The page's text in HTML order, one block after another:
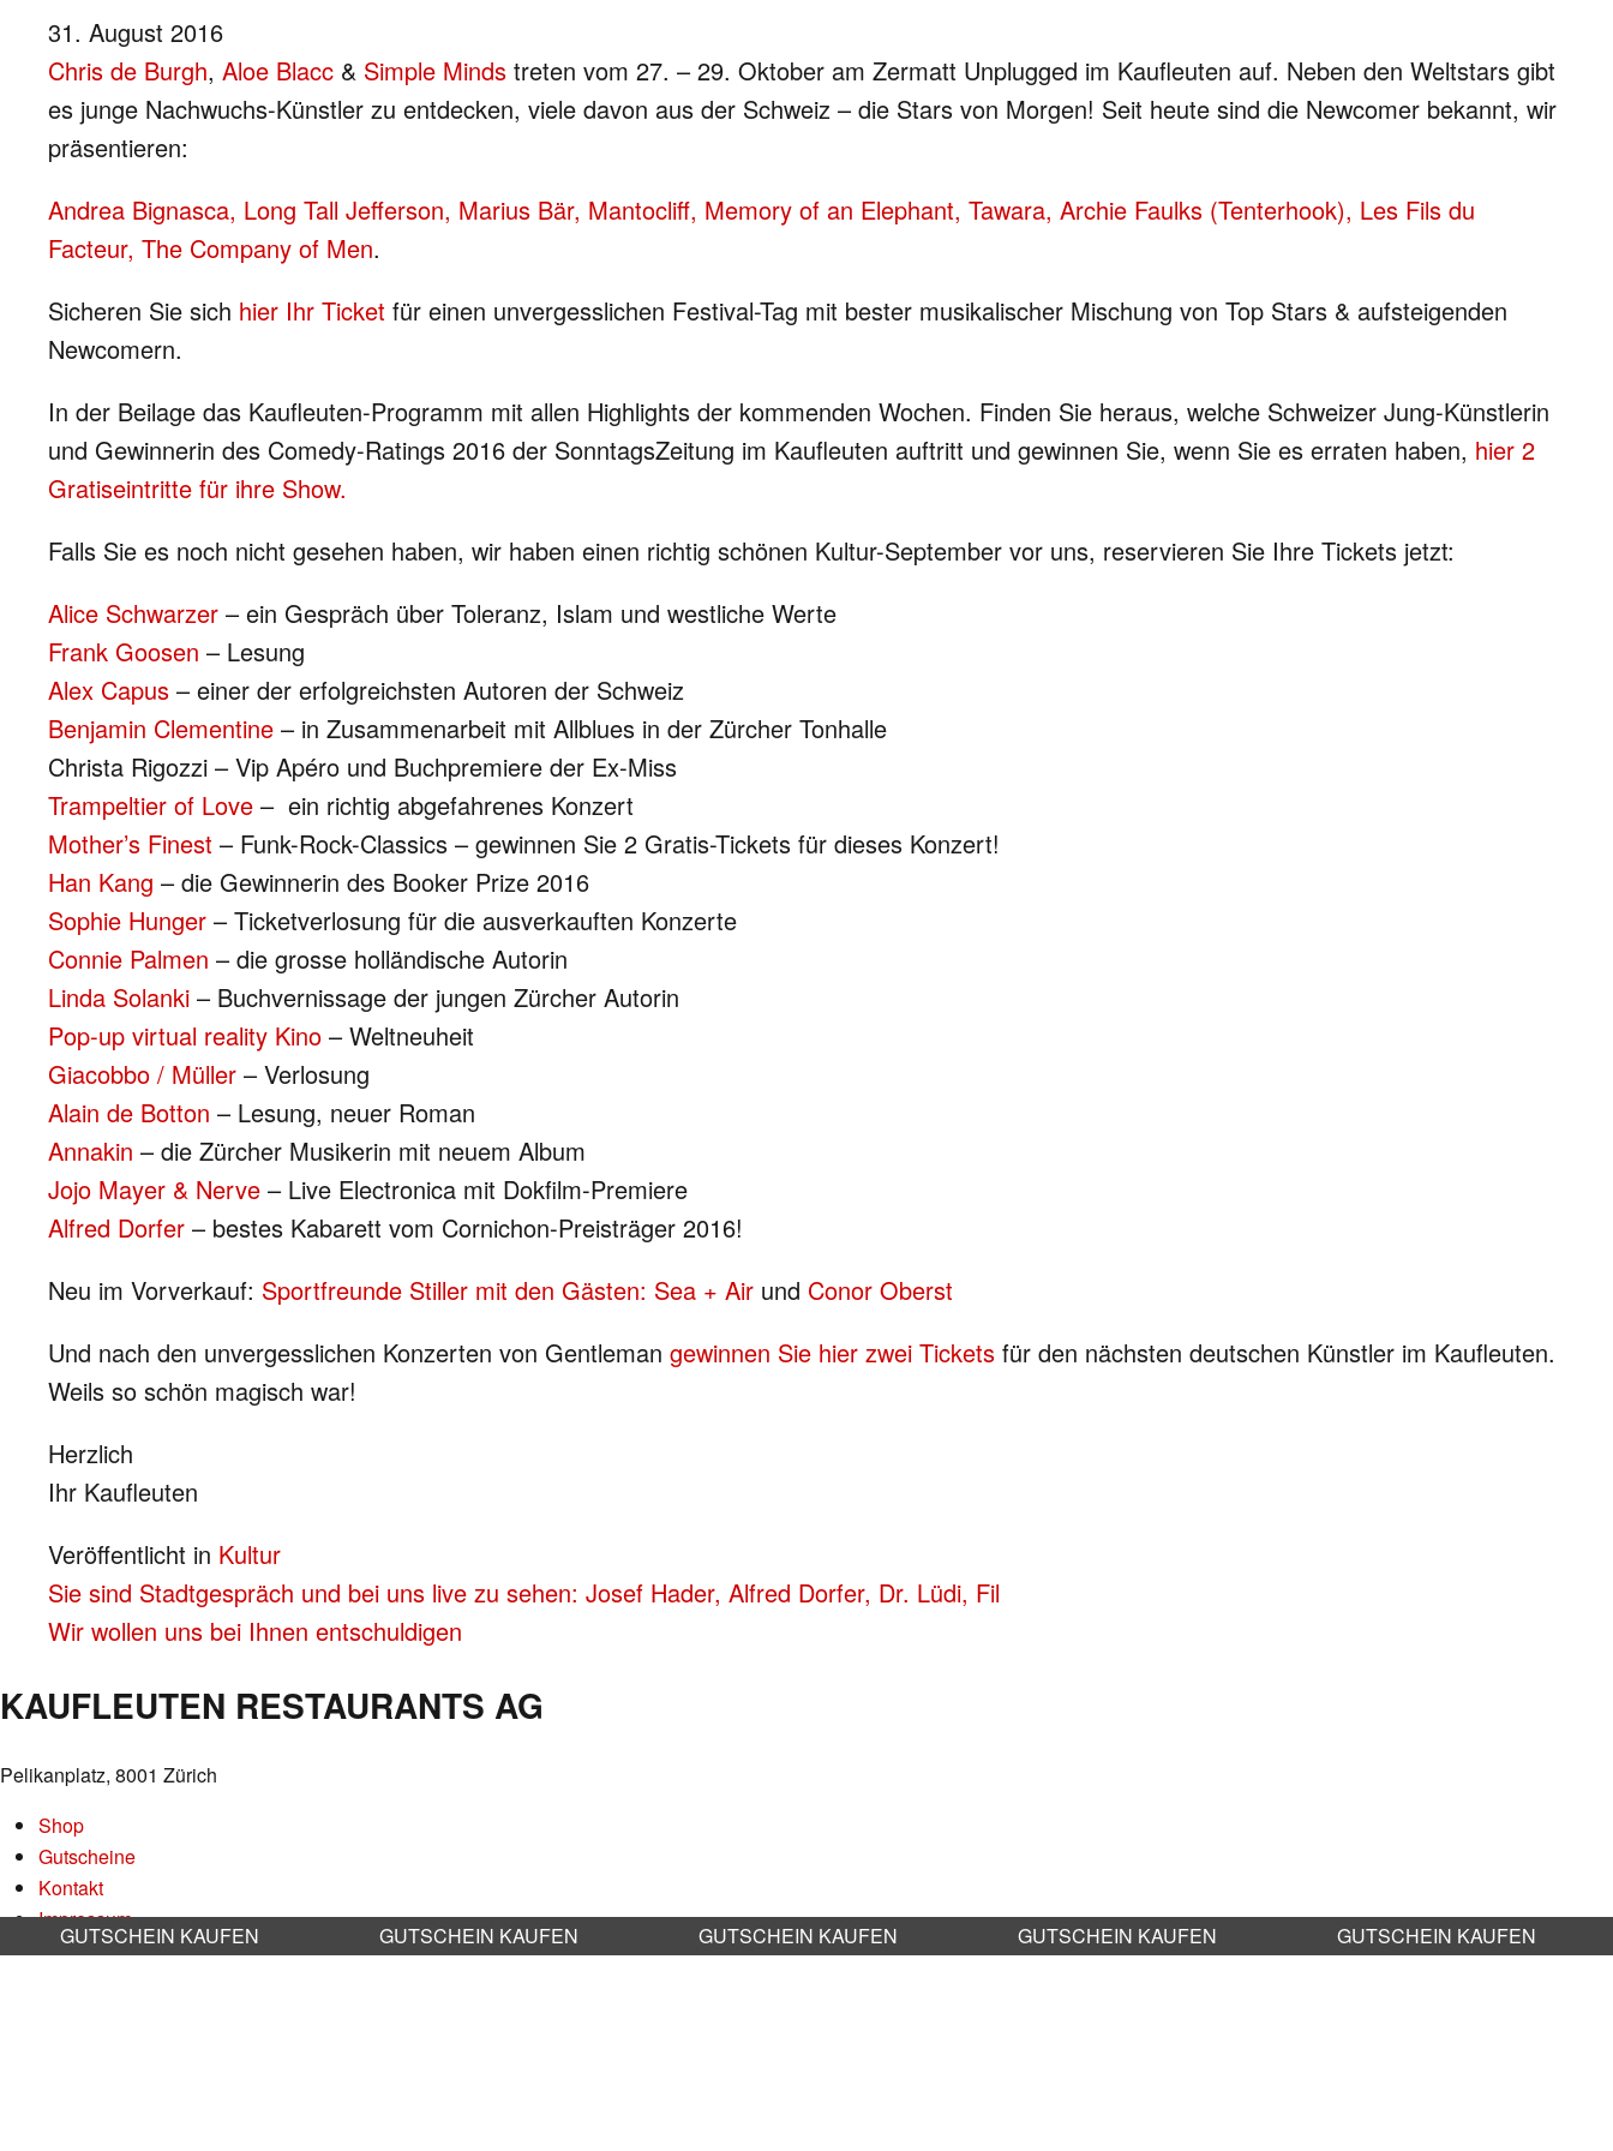
31. August 2016
Chris de Burgh, Aloe Blacc & Simple Minds treten vom 27. – 29. Oktober am Zermatt Unplugged im Kaufleuten auf. Neben den Weltstars gibt
es junge Nachwuchs-Künstler zu entdecken, viele davon aus der Schweiz – die Stars von Morgen! Seit heute sind die Newcomer bekannt, wir
präsentieren:
Andrea Bignasca, Long Tall Jefferson, Marius Bär, Mantocliff, Memory of an Elephant, Tawara, Archie Faulks (Tenterhook), Les Fils du
Facteur, The Company of Men.
Sicheren Sie sich hier Ihr Ticket für einen unvergesslichen Festival-Tag mit bester musikalischer Mischung von Top Stars & aufsteigenden
Newcomern.
In der Beilage das Kaufleuten-Programm mit allen Highlights der kommenden Wochen. Finden Sie heraus, welche Schweizer Jung-Künstlerin
und Gewinnerin des Comedy-Ratings 2016 der SonntagsZeitung im Kaufleuten auftritt und gewinnen Sie, wenn Sie es erraten haben, hier 2
Gratiseintritte für ihre Show.
Falls Sie es noch nicht gesehen haben, wir haben einen richtig schönen Kultur-September vor uns, reservieren Sie Ihre Tickets jetzt:
Alice Schwarzer – ein Gespräch über Toleranz, Islam und westliche Werte
Frank Goosen – Lesung
Alex Capus – einer der erfolgreichsten Autoren der Schweiz
Benjamin Clementine – in Zusammenarbeit mit Allblues in der Zürcher Tonhalle
Christa Rigozzi – Vip Apéro und Buchpremiere der Ex-Miss
Trampeltier of Love – ein richtig abgefahrenes Konzert
Mother’s Finest – Funk-Rock-Classics – gewinnen Sie 2 Gratis-Tickets für dieses Konzert!
Han Kang – die Gewinnerin des Booker Prize 2016
Sophie Hunger – Ticketverlosung für die ausverkauften Konzerte
Connie Palmen – die grosse holländische Autorin
Linda Solanki – Buchvernissage der jungen Zürcher Autorin
Pop-up virtual reality Kino – Weltneuheit
Giacobbo / Müller – Verlosung
Alain de Botton – Lesung, neuer Roman
Annakin – die Zürcher Musikerin mit neuem Album
Jojo Mayer & Nerve – Live Electronica mit Dokfilm-Premiere
Alfred Dorfer – bestes Kabarett vom Cornichon-Preisträger 2016!
Neu im Vorverkauf: Sportfreunde Stiller mit den Gästen: Sea + Air und Conor Oberst
Und nach den unvergesslichen Konzerten von Gentleman gewinnen Sie hier zwei Tickets für den nächsten deutschen Künstler im Kaufleuten.
Weils so schön magisch war!
Herzlich
Ihr Kaufleuten
Veröffentlicht in Kultur
BEITRAGS-
NAVIGATION
Sie sind Stadtgespräch und bei uns live zu sehen: Josef Hader, Alfred Dorfer, Dr. Lüdi, Fil
Wir wollen uns bei Ihnen entschuldigen
KAUFLEUTEN RESTAURANTS AG
Pelikanplatz, 8001 Zürich
Shop
Gutscheine
Kontakt
Impressum
Datenschutz
GUTSCHEIN KAUFEN GUTSCHEIN KAUFEN GUTSCHEIN KAUFEN GUTSCHEIN KAUFEN GUTSCHEIN KAUFEN